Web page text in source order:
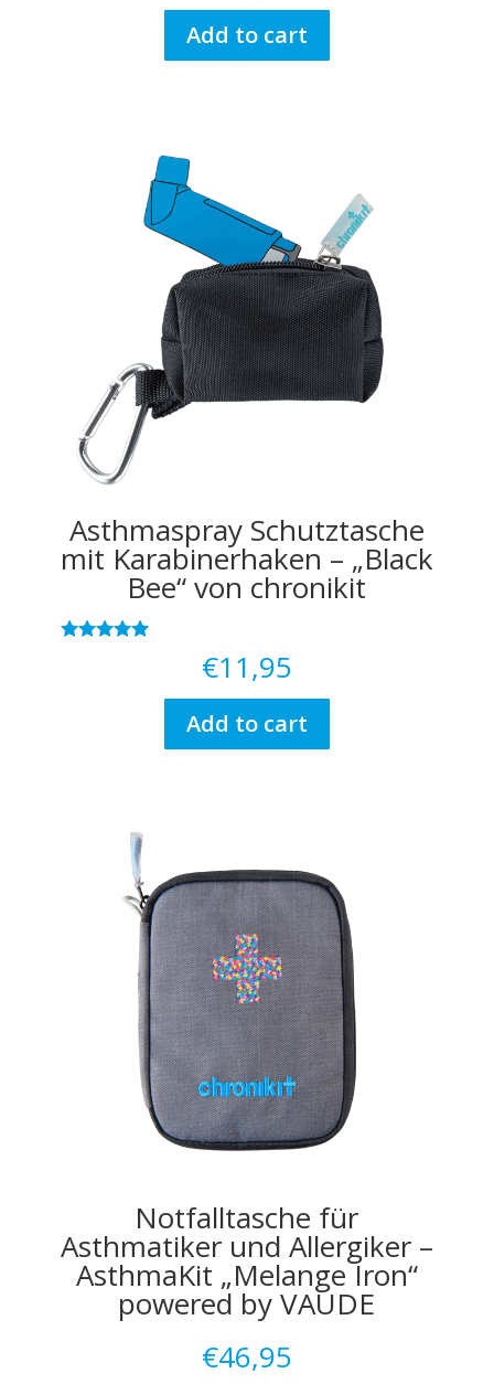
Add to cart
Asthmaspray Schutztasche
mit Karabinerhaken – „Black
Bee“ von chronikit
€11,95
Add to cart
Notfalltasche für
Asthmatiker und Allergiker –
AsthmaKit „Melange Iron“
powered by VAUDE
€46,95